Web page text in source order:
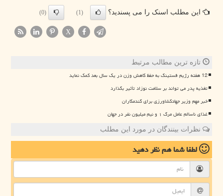
این مطلب اسنک را می پسندید؟ (1)
(0)
X
تازه ترین مطالب مرتبط
12 هفته رژیم فستینگ به حفظ کاهش وزن در یک سال بعد کمک نماید
تغذیه پدر می تواند بر سلامت نوزاد تأثیر بگذارد
خبر مهم وزیر جهادکشاورزی برای گندمکاران
غذای ناسالم عامل مرگ ۱ و نیم میلیون نفر در جهان
نظرات بینندگان در مورد این مطلب
لطفا شما همنظر دهید